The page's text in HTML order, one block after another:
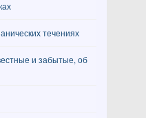
течениях
и забытые, об